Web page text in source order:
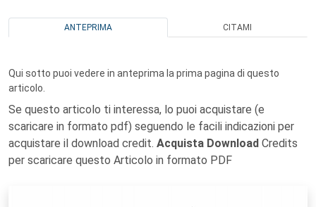
ANTEPRIMA CITAMI
Qui sotto puoi vedere in anteprima la prima pagina di questo
articolo.
Se questo articolo ti interessa, lo puoi acquistare (e
scaricare in formato pdf) seguendo le facili indicazioni per
acquistare il download credit. Acquista Download Credits
per scaricare questo Articolo in formato PDF